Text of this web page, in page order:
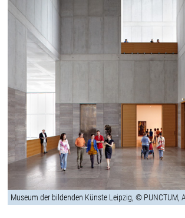
Museum der bildenden Künste Leipzig, © PUNCTUM,